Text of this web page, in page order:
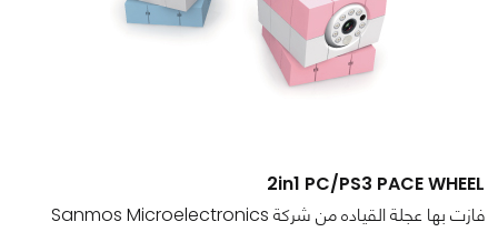
2in1 PC/PS3 PACE WHEEL
فازت بها عجلة القياده من شركة Sanmos Microelectronics